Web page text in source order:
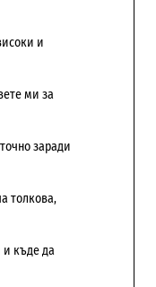
и
ми за
заради
толкова,
къде да